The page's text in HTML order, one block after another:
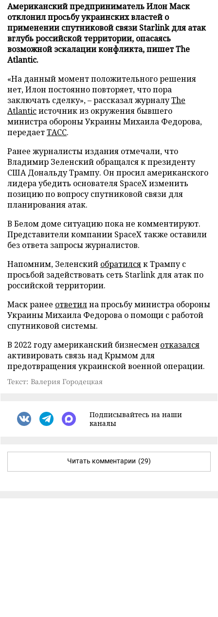
Американский предприниматель Илон Маск
отклонил просьбу украинских властей о
применении спутниковой связи Starlink для атак
вглубь российской территории, опасаясь
возможной эскалации конфликта, пишет The
Atlantic.
«На данный момент положительного решения
нет, Илон постоянно повторяет, что пора
заключать сделку», – рассказал журналуThe
Atlanticисточник из окружения бывшего
министра обороны Украины Михаила Федорова,
передаетТАСС.
Ранее журналисты издания отмечали, что
Владимир Зеленский обращался к президенту
США Дональду Трампу. Он просил американского
лидера убедить основателя SpaceX изменить
позицию по вопросу спутниковой связи для
планирования атак.
В Белом доме ситуацию пока не комментируют.
Представители компании SpaceX также оставили
без ответа запросы журналистов.
Напомним, Зеленский обратилсяк Трампу с
просьбой задействовать сеть Starlink для атак по
российской территории.
Маск ранее ответилна просьбу министра обороны
Украины Михаила Федорова о помощи с работой
спутниковой системы.
В 2022 году американский бизнесмен отказался
активировать связь над Крымом для
предотвращения украинской военной операции.
Текст: Валерия Городецкая
Подписывайтесь на наши
каналы
Читать комментарии (29)